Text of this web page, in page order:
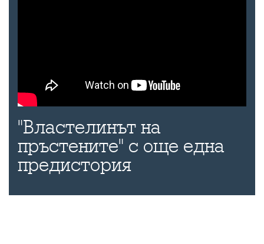
"Властелинът на
пръстените" с още една
предистория